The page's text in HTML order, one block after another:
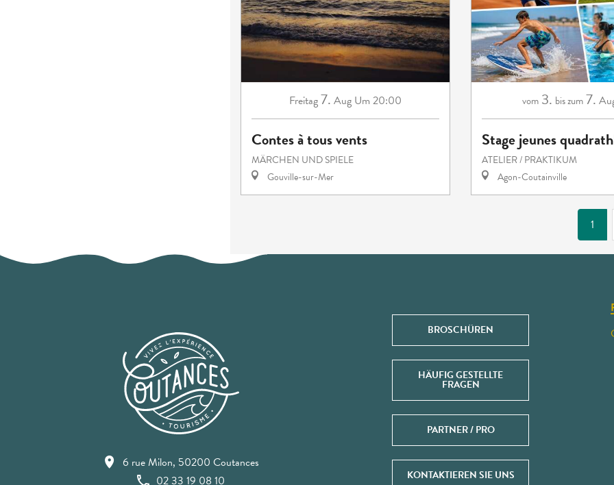
Freitag7. Aug Um 20:00
Contes à tous vents
MÄRCHEN UND SPIELE
Gouville-sur-Mer
vom 3. bis zum 7.
Stage jeunes
ATELIER / PRAKTIKUM
Agon-Coutainville
1
6 rue Milon, 50200 Coutances
02 33 19 08 10
BROSCHÜREN
HÄUFIG GESTELLTE
FRAGEN
PARTNER / PRO
KONTAKTIEREN SIE UNS